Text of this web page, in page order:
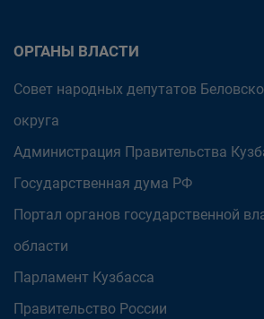
ОРГАНЫ ВЛАСТИ
Совет народных депутатов
округа
Администрация Правительства
Государственная дума РФ
Портал органов государственной
области
Парламент Кузбасса
Правительство России